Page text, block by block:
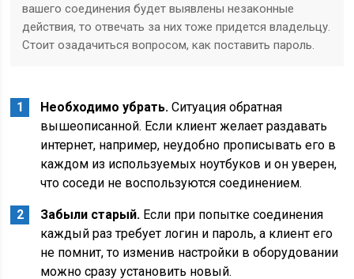
вашего соединения будет выявлены незаконные
действия, то отвечать за них тоже придется владельцу.
Стоит озадачиться вопросом, как поставить пароль.
Необходимо убрать.Ситуация обратная
вышеописанной. Если клиент желает раздавать
интернет, например, неудобно прописывать его в
каждом из используемых ноутбуков и он уверен,
что соседи не воспользуются соединением.
Забыли старый. Если при попытке соединения
каждый раз требует логин и пароль, а клиент его
не помнит, то изменив настройки в оборудовании
можно сразу установить новый.